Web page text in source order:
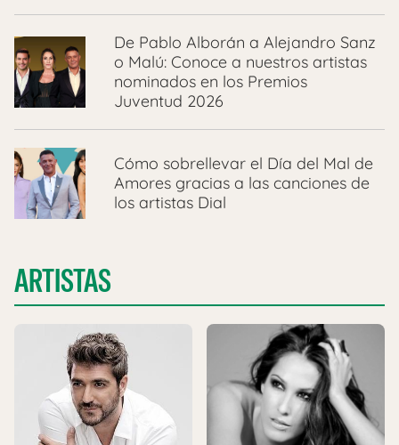
De Pablo Alborán a Alejandro Sanz
o Malú: Conoce a nuestros artistas
nominados en los Premios
Juventud 2026
Cómo sobrellevar el Día del Mal de
Amores gracias a las canciones de
los artistas Dial
ARTISTAS